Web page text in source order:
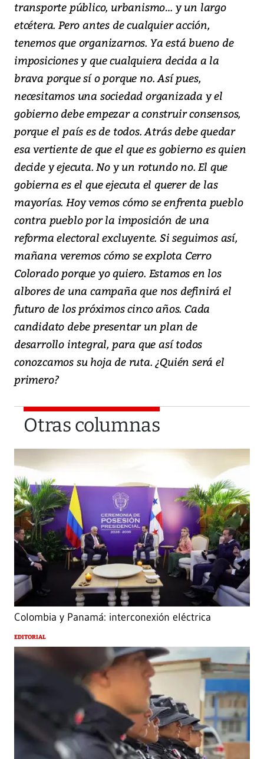
transporte público, urbanismo… y un largo
etcétera. Pero antes de cualquier acción,
tenemos que organizarnos. Ya está bueno de
imposiciones y que cualquiera decida a la
brava porque sí o porque no. Así pues,
necesitamos una sociedad organizada y el
gobierno debe empezar a construir consensos,
porque el país es de todos. Atrás debe quedar
esa vertiente de que el que es gobierno es quien
decide y ejecuta. No y un rotundo no. El que
gobierna es el que ejecuta el querer de las
mayorías. Hoy vemos cómo se enfrenta pueblo
contra pueblo por la imposición de una
reforma electoral excluyente. Si seguimos así,
mañana veremos cómo se explota Cerro
Colorado porque yo quiero. Estamos en los
albores de una campaña que nos definirá el
futuro de los próximos cinco años. Cada
candidato debe presentar un plan de
desarrollo integral, para que así todos
conozcamos su hoja de ruta. ¿Quién será el
primero?
Otras columnas
Colombia y Panamá: interconexión eléctrica
EDITORIAL